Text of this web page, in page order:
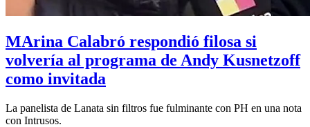
MArina Calabró respondió filosa si
volvería al programa de Andy Kusnetzoff
como invitada
La panelista de Lanata sin filtros fue fulminante con PH en una nota
con Intrusos.